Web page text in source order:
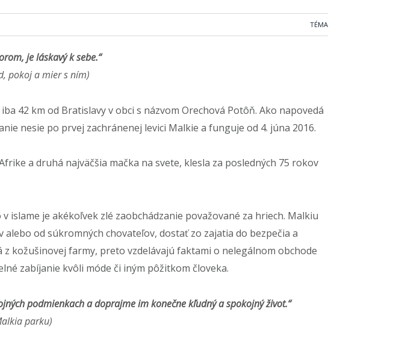
TÉMA
je láskavý k sebe.“
pokoj a mier s ním)
42 km od Bratislavy v obci s názvom Orechová Potôň. Ako napovedá
nesie po prvej zachránenej levici Malkie a funguje od 4. júna 2016.
a druhá najväčšia mačka na svete, klesla za posledných 75 rokov
islame je akékoľvek zlé zaobchádzanie považované za hriech. Malkiu
od súkromných chovateľov, dostať zo zajatia do bezpečia a
kožušinovej farmy, preto vzdelávajú faktami o nelegálnom obchode
zabíjanie kvôli móde či iným pôžitkom človeka.
podmienkach a doprajme im konečne kľudný a spokojný život.“
parku)